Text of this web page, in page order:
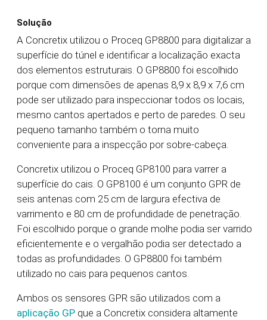
Solução
A Concretix utilizou o Proceq GP8800 para digitalizar a
superfície do túnel e identificar a localização exacta
dos elementos estruturais. O GP8800 foi escolhido
porque com dimensões de apenas 8,9 x 8,9 x 7,6 cm
pode ser utilizado para inspeccionar todos os locais,
mesmo cantos apertados e perto de paredes. O seu
pequeno tamanho também o torna muito
conveniente para a inspecção por sobre-cabeça.
Concretix utilizou o Proceq GP8100 para varrer a
superfície do cais. O GP8100 é um conjunto GPR de
seis antenas com 25 cm de largura efectiva de
varrimento e 80 cm de profundidade de penetração.
Foi escolhido porque o grande molhe podia ser varrido
eficientemente e o vergalhão podia ser detectado a
todas as profundidades. O GP8800 foi também
utilizado no cais para pequenos cantos.
Ambos os sensores GPR são utilizados com a
aplicação GP que a Concretix considera altamente